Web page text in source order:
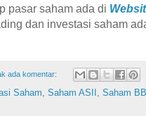
pasar saham ada di
dan investasi saham
ada komentar:
Saham, Saham ASII , Saham